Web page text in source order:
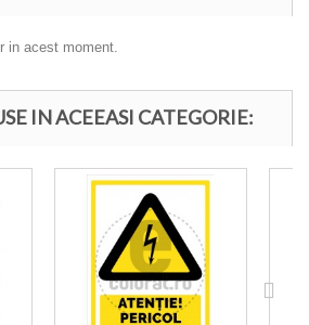
in acest moment.
IN ACEEASI CATEGORIE: